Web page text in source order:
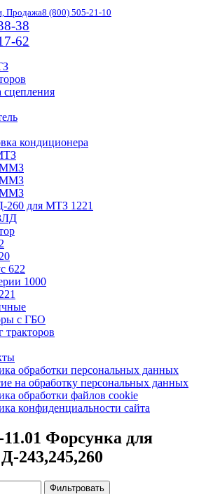
Продажа8 (800) 505-21-10
38
62
сцепления
кондиционера
ММЗ
ММЗ
ММЗ
для МТЗ 1221
622
1000
с ГБО
тракторов
обработки персональных данных
на обработку персональных данных
обработки файлов cookie
конфиденциальности сайта
11.01 Форсунка для
243,245,260
Фильтровать